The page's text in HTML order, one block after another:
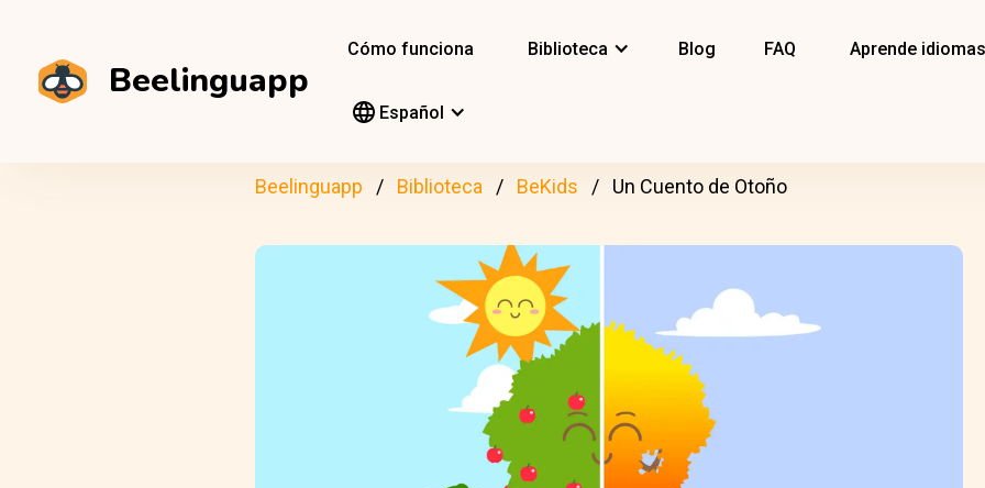
Beelinguapp
Cómo funciona Biblioteca Blog FAQ Aprende idiomas
Español
Beelinguapp Biblioteca BeKids Un Cuento de Otoño